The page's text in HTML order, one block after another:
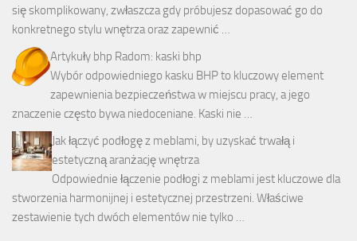
się skomplikowany, zwłaszcza gdy próbujesz dopasować go do
konkretnego stylu wnętrza oraz zapewnić …
Artykuły bhp Radom: kaski bhp
Wybór odpowiedniego kasku BHP to kluczowy element
zapewnienia bezpieczeństwa w miejscu pracy, a jego
znaczenie często bywa niedoceniane. Kaski nie …
Jak łączyć podłogę z meblami, by uzyskać trwałą i
estetyczną aranżację wnętrza
Odpowiednie łączenie podłogi z meblami jest kluczowe dla
stworzenia harmonijnej i estetycznej przestrzeni. Właściwe
zestawienie tych dwóch elementów nie tylko …